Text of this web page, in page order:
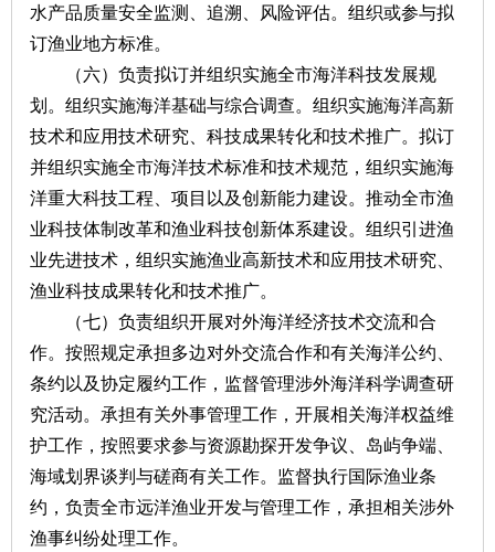
水产品质量安全监测、追溯、风险评估。组织或参与拟
订渔业地方标准。
（六）负责拟订并组织实施全市海洋科技发展规
划。组织实施海洋基础与综合调查。组织实施海洋高新
技术和应用技术研究、科技成果转化和技术推广。拟订
并组织实施全市海洋技术标准和技术规范，组织实施海
洋重大科技工程、项目以及创新能力建设。推动全市渔
业科技体制改革和渔业科技创新体系建设。组织引进渔
业先进技术，组织实施渔业高新技术和应用技术研究、
渔业科技成果转化和技术推广。
（七）负责组织开展对外海洋经济技术交流和合
作。按照规定承担多边对外交流合作和有关海洋公约、
条约以及协定履约工作，监督管理涉外海洋科学调查研
究活动。承担有关外事管理工作，开展相关海洋权益维
护工作，按照要求参与资源勘探开发争议、岛屿争端、
海域划界谈判与磋商有关工作。监督执行国际渔业条
约，负责全市远洋渔业开发与管理工作，承担相关涉外
渔事纠纷处理工作。